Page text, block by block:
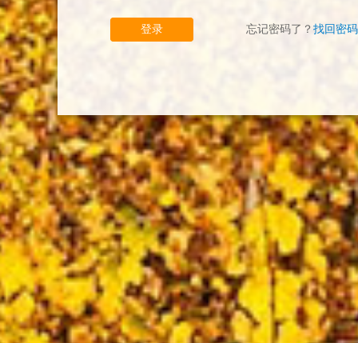
登录 忘记密码了？ 找回密码